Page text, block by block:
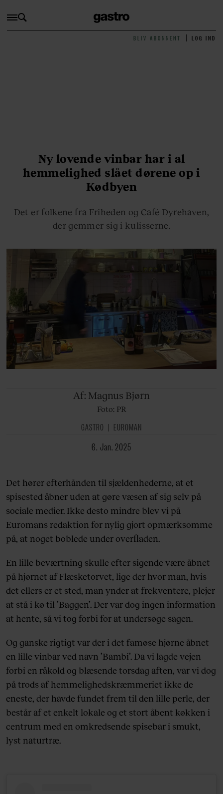
BLIV ABONNENT LOG IND
Ny lovende vinbar har i al
hemmelighed slået dørene op i
Kødbyen
Det er folkene fra Friheden og Café Dyrehaven,
der gemmer sig i kulisserne.
Af: Magnus Bjørn
Foto: PR
GASTRO EUROMAN
6. Jan. 2025
Det hører efterhånden til sjældenhederne, at et
spisested åbner uden at gøre væsen af sig selv på
sociale medier. Ikke desto mindre blev vi på
Euromans redaktion for nylig gjort opmærksomme
på, at noget boblede under overfladen.
En lille beværtning skulle efter sigende være åbnet
på hjørnet af Flæsketorvet, lige der hvor man, hvis
det ellers er et sted, man ynder at frekventere, plejer
at stå i kø til ’Baggen’. Der var dog ingen information
at hente, så vi tog forbi for at undersøge sagen.
Og ganske rigtigt var der i det famøse hjørne åbnet
en lille vinbar ved navn ’Bambi’. Da vi lagde vejen
forbi en råkold og blæsende torsdag aften, var vi dog
på trods af hemmelighedskræmmeriet ikke de
eneste, der havde fundet frem til den lille perle, der
består af et enkelt lokale og et stort åbent køkken i
centrum med en omkredsende spisebar i smukt,
lyst naturtræ.